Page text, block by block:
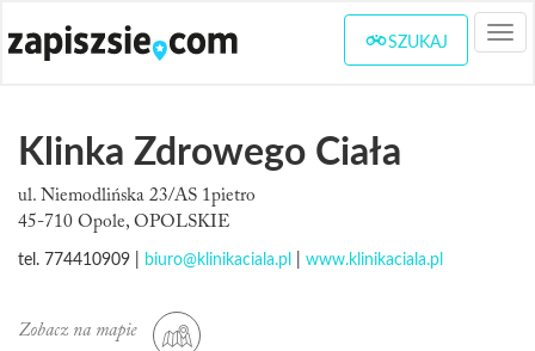
SZUKAJ
Klinka Zdrowego Ciała
ul. Niemodlińska 23/AS 1pietro
45-710 Opole, OPOLSKIE
tel. 774410909 | biuro@klinikaciala.pl www.klinikaciala.pl
Zobacz na mapie